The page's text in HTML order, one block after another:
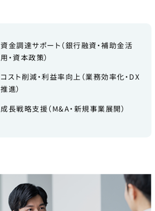
資金調達サポート（銀行融資・補助金活
用・資本政策）
コスト削減・利益率向上（業務効率化・DX
推進）
成長戦略支援（M&A・新規事業展開）